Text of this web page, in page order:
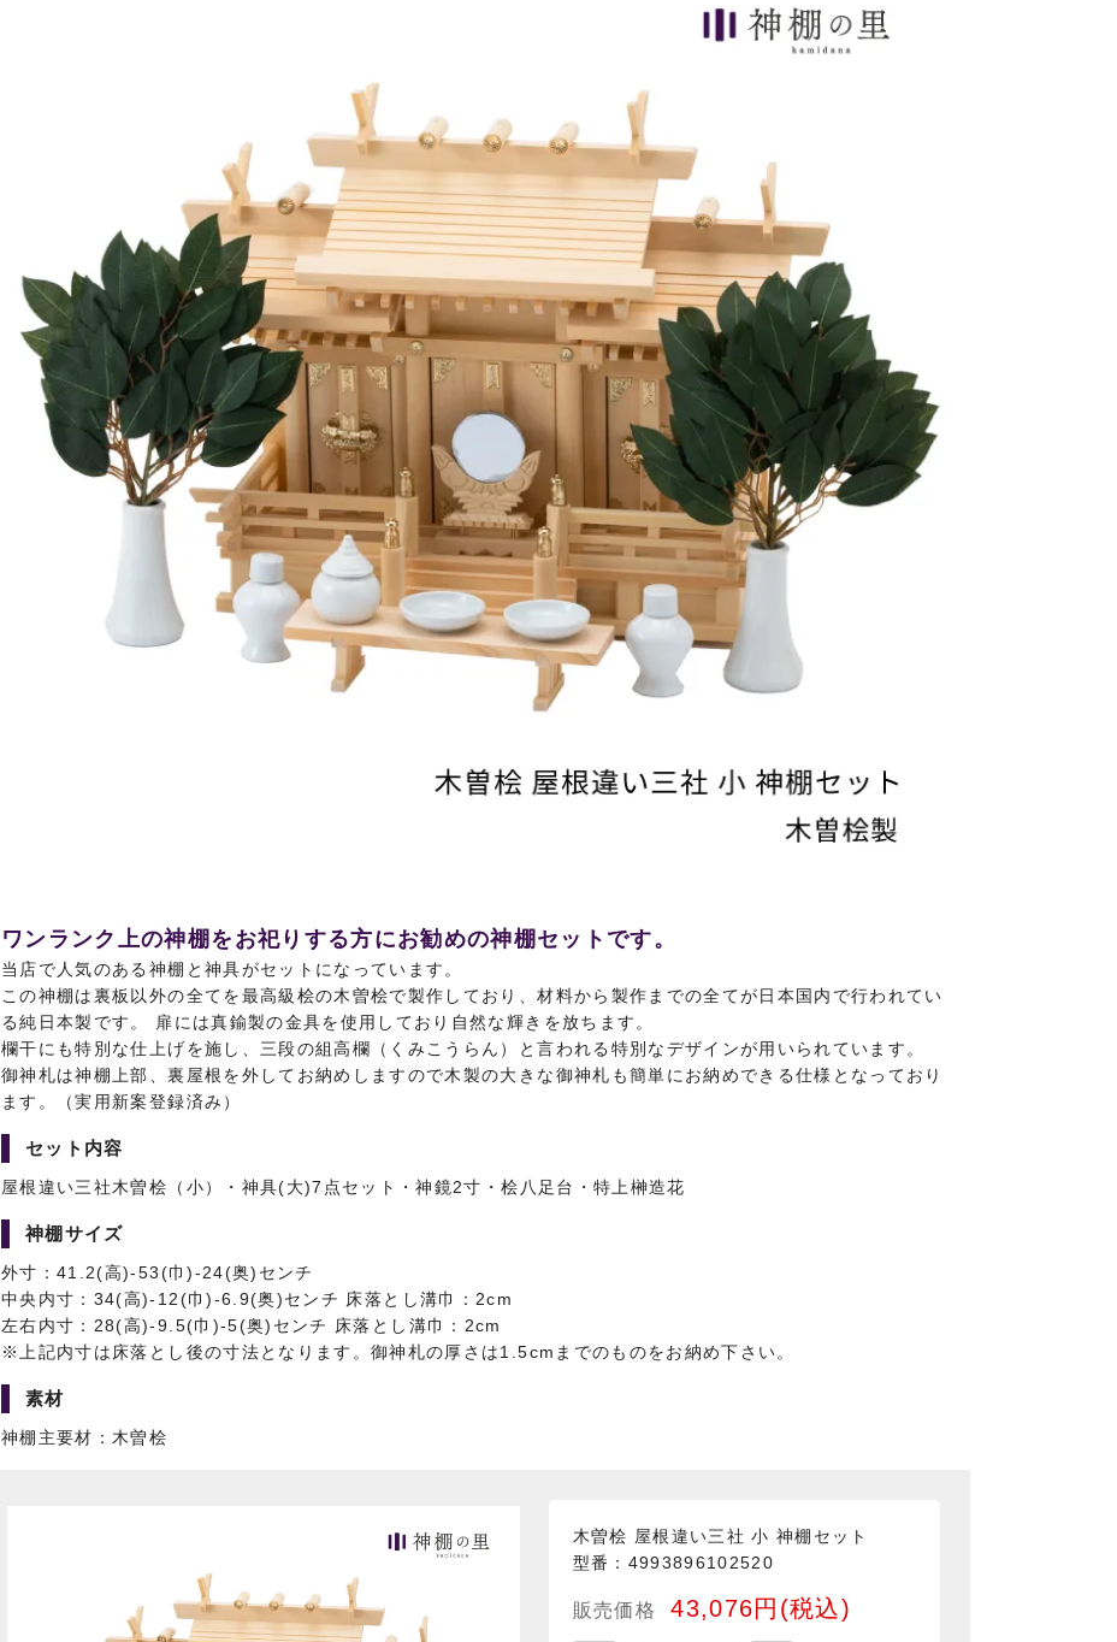
ワンランク上の神棚をお祀りする方にお勧めの神棚セットです。
当店で人気のある神棚と神具がセットになっています。
この神棚は裏板以外の全てを最高級桧の木曽桧で製作しており、材料から製作までの全てが日本国内で行われてい
る純日本製です。 扉には真鍮製の金具を使用しており自然な輝きを放ちます。
欄干にも特別な仕上げを施し、三段の組高欄（くみこうらん）と言われる特別なデザインが用いられています。
御神札は神棚上部、裏屋根を外してお納めしますので木製の大きな御神札も簡単にお納めできる仕様となっており
ます。（実用新案登録済み）
セット内容
屋根違い三社木曽桧（小）・神具(大)7点セット・神鏡2寸・桧八足台・特上榊造花
神棚サイズ
外寸：41.2(高)-53(巾)-24(奥)センチ
中央内寸：34(高)-12(巾)-6.9(奥)センチ 床落とし溝巾：2cm
左右内寸：28(高)-9.5(巾)-5(奥)センチ 床落とし溝巾：2cm
※上記内寸は床落とし後の寸法となります。御神札の厚さは1.5cmまでのものをお納め下さい。
素材
神棚主要材：木曽桧
木曽桧 屋根違い三社 小 神棚セット
型番：4993896102520
販売価格 43,076円(税込)